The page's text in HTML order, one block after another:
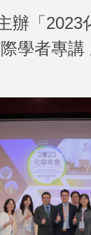
辦「2023
學者專講